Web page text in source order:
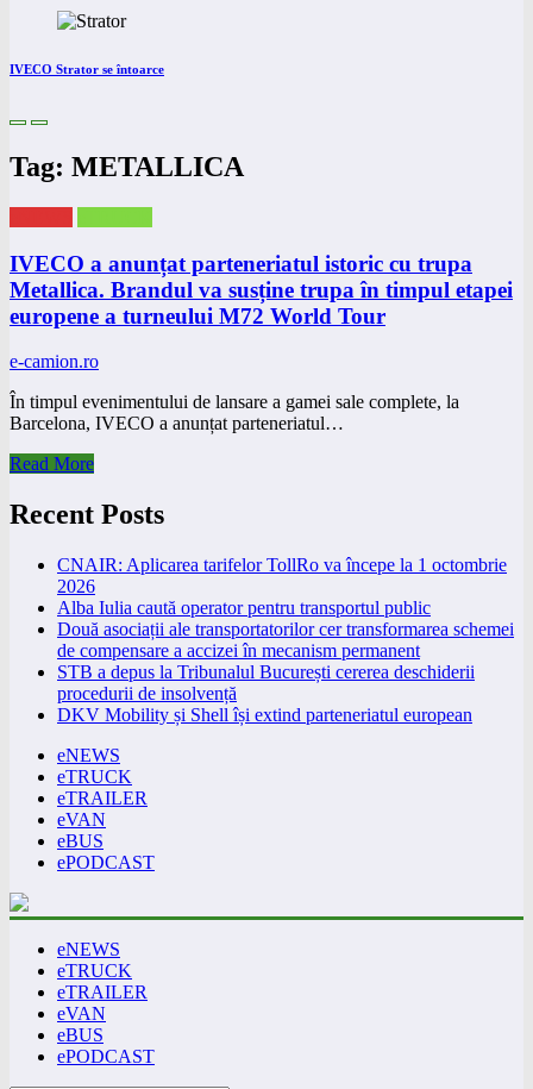
IVECO Strator se întoarce
Tag: METALLICA
IVECO a anunțat parteneriatul istoric cu trupa
Metallica. Brandul va susține trupa în timpul etapei
europene a turneului M72 World Tour
e-camion.ro
În timpul evenimentului de lansare a gamei sale complete, la
Barcelona, IVECO a anunțat parteneriatul…
Read More
Recent Posts
CNAIR: Aplicarea tarifelor TollRo va începe la 1 octombrie
2026
Alba Iulia caută operator pentru transportul public
Două asociații ale transportatorilor cer transformarea schemei
de compensare a accizei în mecanism permanent
STB a depus la Tribunalul București cererea deschiderii
procedurii de insolvență
DKV Mobility și Shell își extind parteneriatul european
eNEWS
eTRUCK
eTRAILER
eVAN
eBUS
ePODCAST
eNEWS
eTRUCK
eTRAILER
eVAN
eBUS
ePODCAST